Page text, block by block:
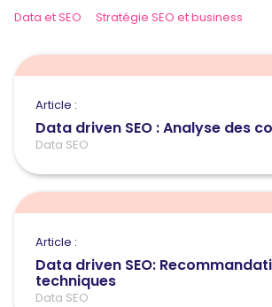
Data et SEO
Stratégie SEO et business
Article :
Data driven SEO : Analyse des
Data SEO
Article :
Data driven SEO:
techniques
Data SEO